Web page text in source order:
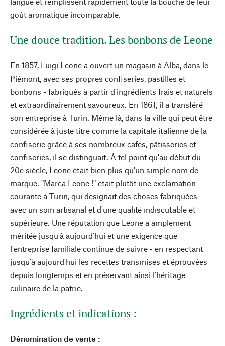
goût aromatique incomparable.
Une douce tradition. Les bonbons de Leone
En 1857, Luigi Leone a ouvert un magasin à Alba, dans le
Piémont, avec ses propres confiseries, pastilles et
bonbons - fabriqués à partir d'ingrédients frais et naturels
et extraordinairement savoureux. En 1861, il a transféré
son entreprise à Turin. Même là, dans la ville qui peut être
considérée à juste titre comme la capitale italienne de la
confiserie grâce à ses nombreux cafés, pâtisseries et
confiseries, il se distinguait. À tel point qu'au début du
20e siècle, Leone était bien plus qu'un simple nom de
marque. "Marca Leone !" était plutôt une exclamation
courante à Turin, qui désignait des choses fabriquées
avec un soin artisanal et d'une qualité indiscutable et
supérieure. Une réputation que Leone a amplement
méritée jusqu'à aujourd'hui et une exigence que
l'entreprise familiale continue de suivre - en respectant
jusqu'à aujourd'hui les recettes transmises et éprouvées
depuis longtemps et en préservant ainsi l'héritage
culinaire de la patrie.
Ingrédients et indications :
Dénomination de vente :